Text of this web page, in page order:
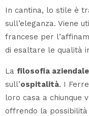
In cantina, lo stile è
sull’eleganza. Viene
francese per
di esaltare le qualità
La filosofia aziendale
sull’ospitalità. I
loro casa a chiunque
offrendo la possibilità